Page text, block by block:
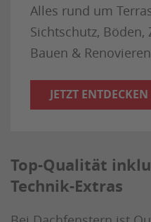
Alles rund um
Sichtschutz,
Bauen &
JETZT ENTDECKEN
Top-Qualität
Technik-Extras